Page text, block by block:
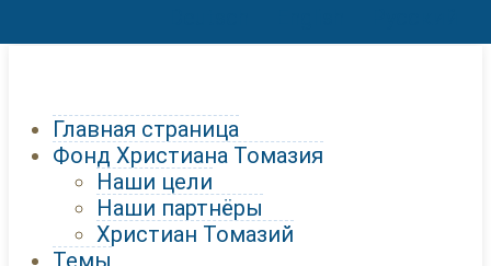
Главная страница
Фонд Христиана Томазия
Наши цели
Наши партнёры
Христиан Томазий
Темы